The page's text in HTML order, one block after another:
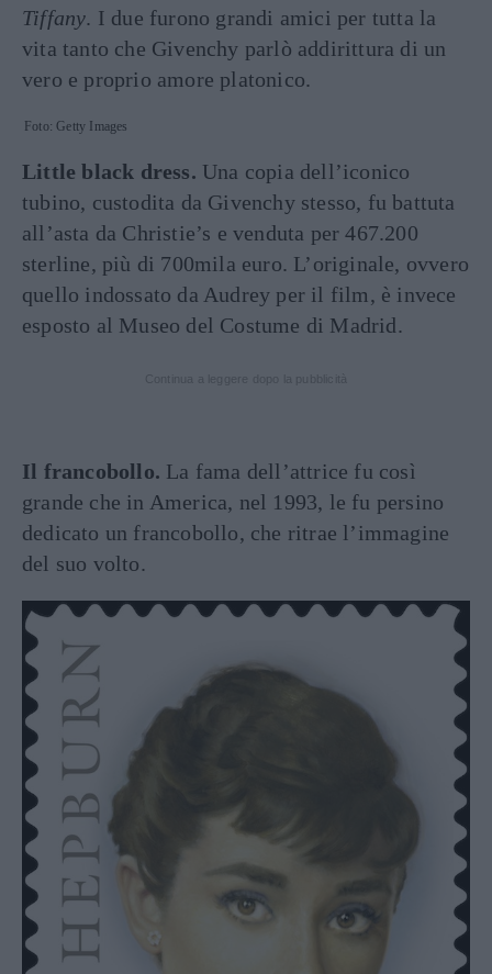
Tiffany. I due furono grandi amici per tutta la
vita tanto che Givenchy parlò addirittura di un
vero e proprio amore platonico.
Foto: Getty Images
Little black dress. Una copia dell’iconico
tubino, custodita da Givenchy stesso, fu battuta
all’asta da Christie’s e venduta per 467.200
sterline, più di 700mila euro. L’originale, ovvero
quello indossato da Audrey per il film, è invece
esposto al Museo del Costume di Madrid.
Il francobollo. La fama dell’attrice fu così
grande che in America, nel 1993, le fu persino
dedicato un francobollo, che ritrae l’immagine
del suo volto.